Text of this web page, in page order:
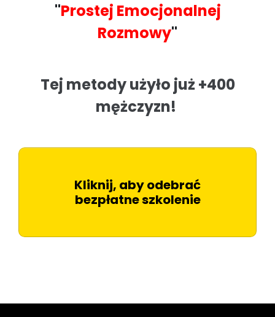
"Prostej Emocjonalnej
Rozmowy"
Tej metody użyło już +400
mężczyzn!
Kliknij, aby odebrać
bezpłatne szkolenie